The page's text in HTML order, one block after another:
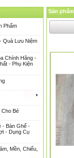
Sản phẩm
Phẩm
Quà Lưu Niệm
Chính Hãng -
- Phụ Kiện
Bé
- Bàn Ghế -
- Dụng Cụ
Mền, Chiếu,